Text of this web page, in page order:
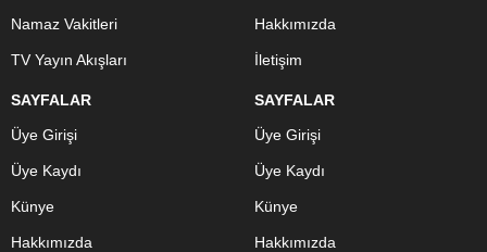
Namaz Vakitleri
TV Yayın Akışları
Hakkımızda
İletişim
SAYFALAR
Üye Girişi
Üye Kaydı
Künye
Hakkımızda
SAYFALAR
Üye Girişi
Üye Kaydı
Künye
Hakkımızda